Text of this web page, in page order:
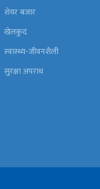
शेयर बजार
खेलकुद
स्वास्थ्य-जीवनशैली
सुरक्षा अपराध